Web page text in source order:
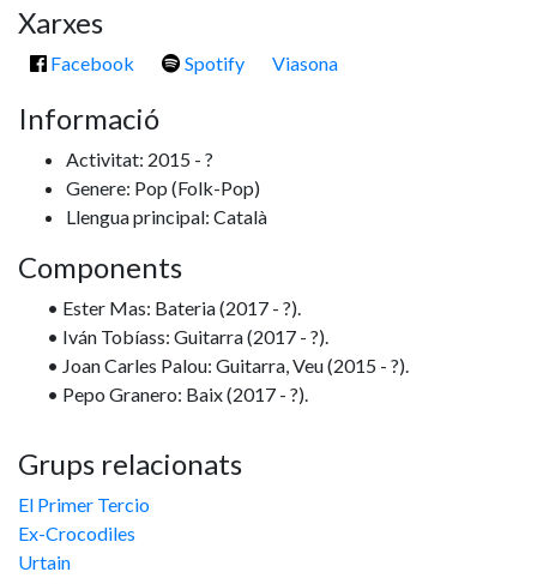
Xarxes
Facebook Spotify Viasona
Informació
Activitat: 2015 - ?
Genere: Pop (Folk-Pop)
Llengua principal: Català
Components
• Ester Mas: Bateria (2017 - ?).
• Iván Tobíass: Guitarra (2017 - ?).
• Joan Carles Palou: Guitarra, Veu (2015 - ?).
• Pepo Granero: Baix (2017 - ?).
Grups relacionats
El Primer Tercio
Ex-Crocodiles
Urtain